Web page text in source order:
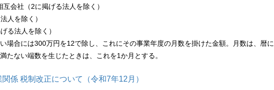
会社（2に掲げる法人を除く）
人を除く）
る法人を除く）
場合には300万円を12で除し、これにその事業年度の月数を掛けた金額。月数は、暦に
たない端数を生じたときは、これを1か月とする。
係 税制改正について（令和7年12月）